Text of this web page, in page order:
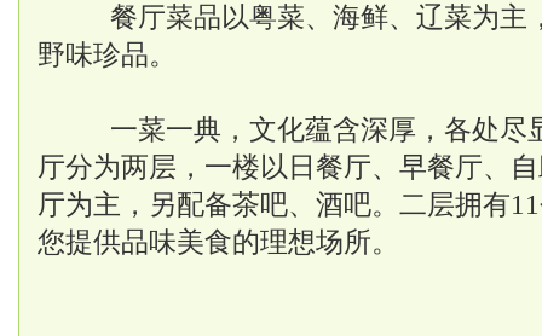
餐厅菜品以粤菜、海鲜、辽菜为主
野味珍品。
一菜一典，文化蕴含深厚，各处尽
厅分为两层，一楼以日餐厅、早餐厅、
厅为主，另配备茶吧、酒吧。二层拥有
您提供品味美食的理想场所。